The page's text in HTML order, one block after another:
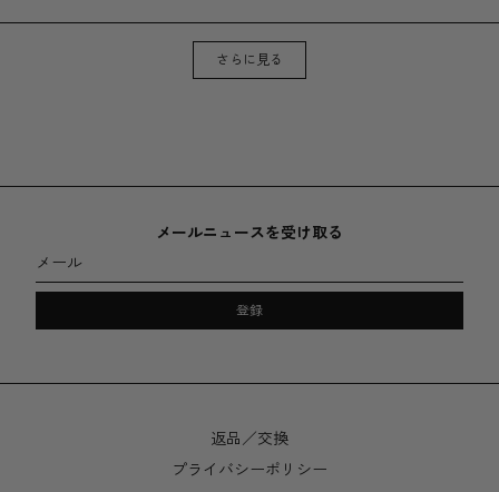
さらに見る
メールニュースを受け取る
メール
登録
返品／交換
プライバシーポリシー